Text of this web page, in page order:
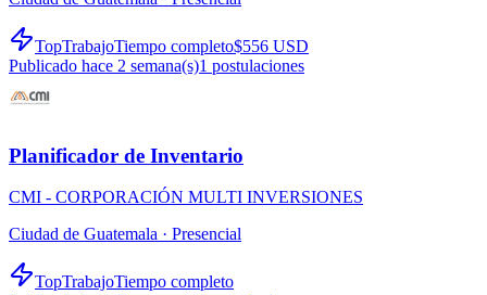
TopTrabajoTiempo completo$556 USD
Publicado hace 2 semana(s)1 postulaciones
Planificador de Inventario
CMI - CORPORACIÓN MULTI INVERSIONES
Ciudad de Guatemala · Presencial
TopTrabajoTiempo completo